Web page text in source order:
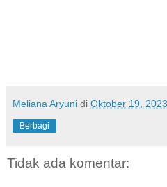
Meliana Aryuni di Oktober 19, 2023
Berbagi
Tidak ada komentar: